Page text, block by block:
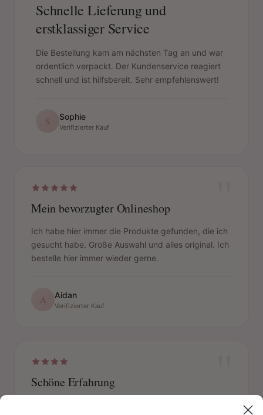
Schnelle Lieferung und
erstklassiger Service
Die Bestellung kam am nächsten Tag an und war
ordentlich verpackt. Der Kundenservice reagiert
schnell und ist hilfsbereit. Sehr empfehlenswert!
S Sophie
Verifizierter Kauf
Mein bevorzugter Onlineshop
Ich habe hier immer die Produkte gefunden, die ich
gesucht habe. Große Auswahl und alles original. Ich
bestelle hier immer wieder gerne.
A Aidan
Verifizierter Kauf
Schöne Erfahrung